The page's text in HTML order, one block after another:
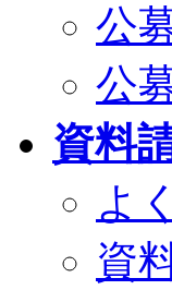
公
公
資料
よ
資